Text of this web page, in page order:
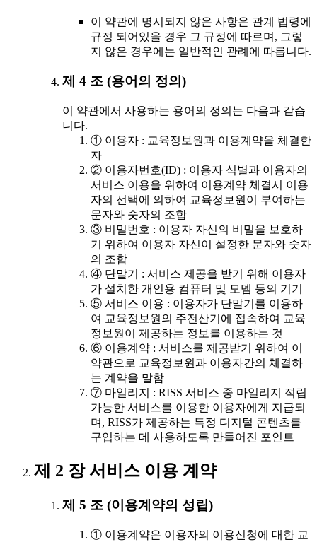
이 약관에 명시되지 않은 사항은 관계 법령에
규정 되어있을 경우 그 규정에 따르며, 그렇
지 않은 경우에는 일반적인 관례에 따릅니다.
제 4 조 (용어의 정의)
이 약관에서 사용하는 용어의 정의는 다음과 같습
니다.
① 이용자 : 교육정보원과 이용계약을 체결한
자
② 이용자번호(ID) : 이용자 식별과 이용자의
서비스 이용을 위하여 이용계약 체결시 이용
자의 선택에 의하여 교육정보원이 부여하는
문자와 숫자의 조합
③ 비밀번호 : 이용자 자신의 비밀을 보호하
기 위하여 이용자 자신이 설정한 문자와 숫자
의 조합
④ 단말기 : 서비스 제공을 받기 위해 이용자
가 설치한 개인용 컴퓨터 및 모뎀 등의 기기
⑤ 서비스 이용 : 이용자가 단말기를 이용하
여 교육정보원의 주전산기에 접속하여 교육
정보원이 제공하는 정보를 이용하는 것
⑥ 이용계약 : 서비스를 제공받기 위하여 이
약관으로 교육정보원과 이용자간의 체결하
는 계약을 말함
⑦ 마일리지 : RISS 서비스 중 마일리지 적립
가능한 서비스를 이용한 이용자에게 지급되
며, RISS가 제공하는 특정 디지털 콘텐츠를
구입하는 데 사용하도록 만들어진 포인트
제 2 장 서비스 이용 계약
제 5 조 (이용계약의 성립)
① 이용계약은 이용자의 이용신청에 대한 교